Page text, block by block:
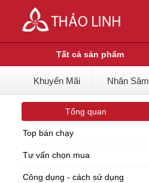
Tất cả sản phẩm
Khuyến Mãi Nhân Sâm
Tổng quan
Top bán chạy
Tư vấn chọn mua
Công dụng - cách sử dụng